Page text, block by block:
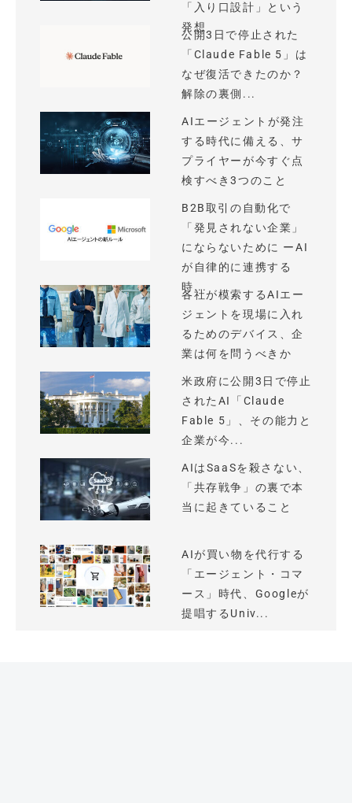
「入り口設計」という
発想
公開3日で停止された
「Claude Fable 5」は
なぜ復活できたのか？
解除の裏側...
AIエージェントが発注
する時代に備える、サ
プライヤーが今すぐ点
検すべき3つのこと
B2B取引の自動化で
「発見されない企業」
にならないために ーAI
が自律的に連携する
時...
各社が模索するAIエー
ジェントを現場に入れ
るためのデバイス、企
業は何を問うべきか
米政府に公開3日で停止
されたAI「Claude
Fable 5」、その能力と
企業が今...
AIはSaaSを殺さない、
「共存戦争」の裏で本
当に起きていること
AIが買い物を代行する
「エージェント・コマ
ース」時代、Googleが
提唱するUniv...